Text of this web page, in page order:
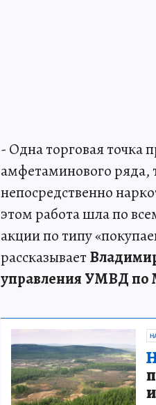
- Одна торговая точка
амфетаминового ряда,
непосредственно
этом работа шла по
акции по типу
рассказывает
управления УМВД по